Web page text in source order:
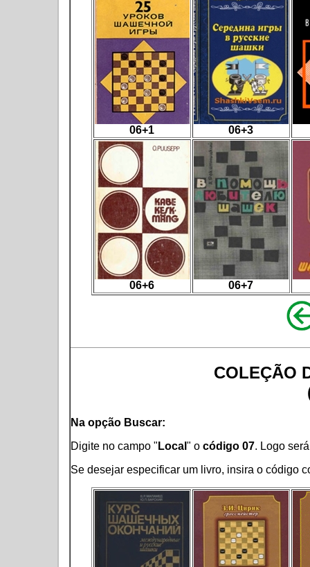
06+1 06+3
06+6 06+7
COLEÇÃO
Na opção Buscar:
Digite no campo " Local " o código 07. Logo
Se desejar especificar um livro, insira o código